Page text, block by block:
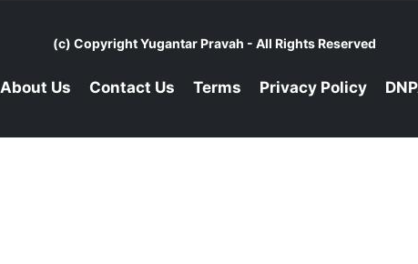
(c) CopyrightYugantar Pravah - All Rights Reserved
About Us Contact Us Terms Privacy Policy